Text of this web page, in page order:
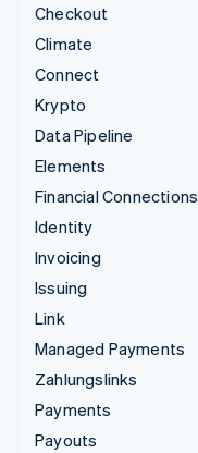
Checkout
Climate
Connect
Krypto
Data Pipeline
Elements
Financial Connections
Identity
Invoicing
Issuing
Link
Managed Payments
Zahlungslinks
Payments
Payouts